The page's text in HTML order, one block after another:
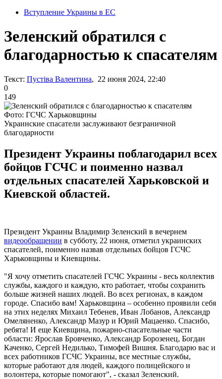
Вступление Украины в ЕС
Зеленский обратился с
благодарностью к спасателям
Текст: Пустіва Валентина, 22 июня 2024, 22:40
0
149
Фото: ГСЧС Харьковщины
Украинские спасатели заслуживают безграничной
благодарности
Президент Украины поблагодарил всех
бойцов ГСЧС и поименно назвал
отдельных спасателей Харьковской и
Киевской областей.
Президент Украины Владимир Зеленский в вечернем
видеообращении в субботу, 22 июня, отметил украинских
спасателей, поименно назвав отдельных бойцов ГСЧС
Харьковщины и Киевщины.
"Я хочу отметить спасателей ГСЧС Украины - весь коллектив
службы, каждого и каждую, кто работает, чтобы сохранить
больше жизней наших людей. Во всех регионах, в каждом
городе. Спасибо вам! Харьковщина – особенно проявили себя
на этих неделях Михаил Тебенев, Иван Лобанов, Александр
Омеляненко, Александр Мазур и Юрий Мацаенко. Спасибо,
ребята! И еще Киевщина, пожарно-спасательные части
области: Ярослав Бровченко, Александр Борозенец, Богдан
Каченко, Сергей Недилько, Тимофей Вишня. Благодарю вас и
всех работников ГСЧС Украины, все местные службы,
которые работают для людей, каждого полицейского и
волонтера, которые помогают", - сказал Зеленский.